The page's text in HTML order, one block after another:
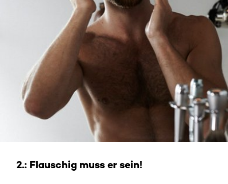
2.: Flauschig muss er sein!